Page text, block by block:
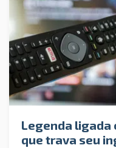
Legenda ligada
que trava seu